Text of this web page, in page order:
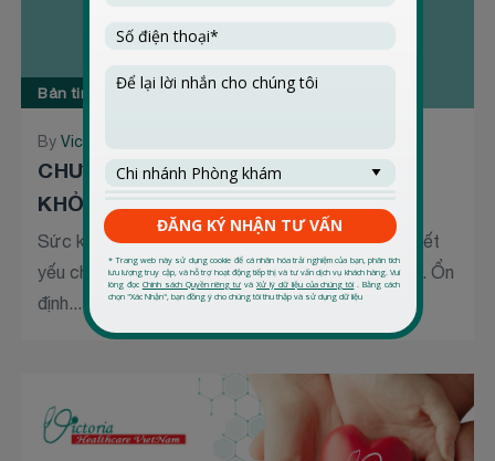
Bản tin mới cập nhật
ByVictoria Healthcare
CHƯƠNG TRÌNH CHĂM SÓC SỨC
KHỎE DOANH NGHIỆP 2024 - 2025
Sức khỏe toàn diện cho nhân viên chính là điều thiết
yếu cho sự phát triển bền vững của doanh nghiệp. Ổn
định...